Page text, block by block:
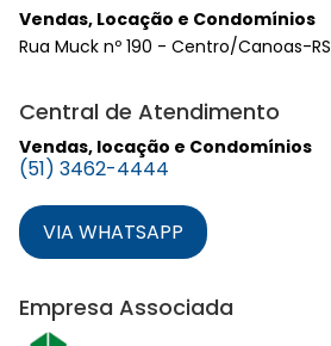
Vendas, Locação e Condomínios
Rua Muck nº 190 - Centro/Canoas-RS
Central de Atendimento
Vendas, locação e Condomínios
(51) 3462-4444
VIA WHATSAPP
Empresa Associada